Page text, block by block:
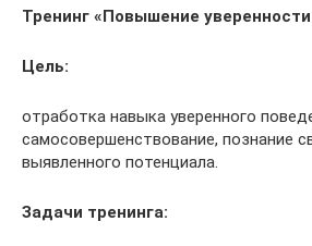
Тренинг «Повышение
Цель:
отработка навыка уверенного
самосовершенствование, познание
выявленного потенциала.
Задачи тренинга: